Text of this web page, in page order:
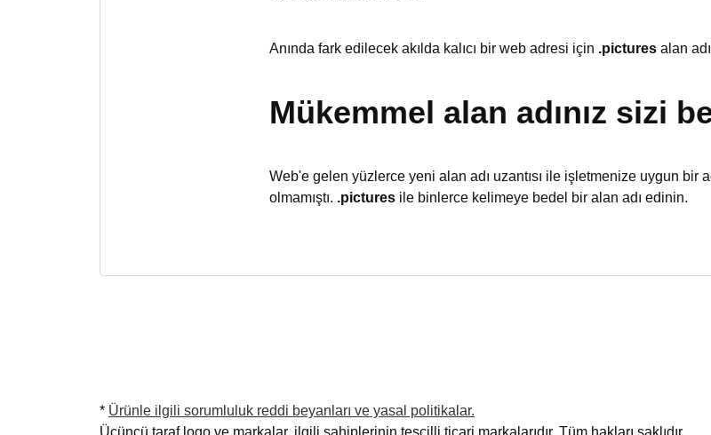
Anında fark edilecek akılda kalıcı bir web adresi için .picturesalan
Mükemmel alan adınız sizi
Web'e gelen yüzlerce yeni alan adı uzantısı ile işletmenize uygun bir
olmamıştı. .picturesile binlerce kelimeye bedel bir alan adı edinin.
* Ürünle ilgili sorumluluk reddi beyanları ve yasal politikalar.
Üçüncü taraf logo ve markalar, ilgili sahiplerinin tescilli ticari markalarıdır. Tüm hakları saklıdır.